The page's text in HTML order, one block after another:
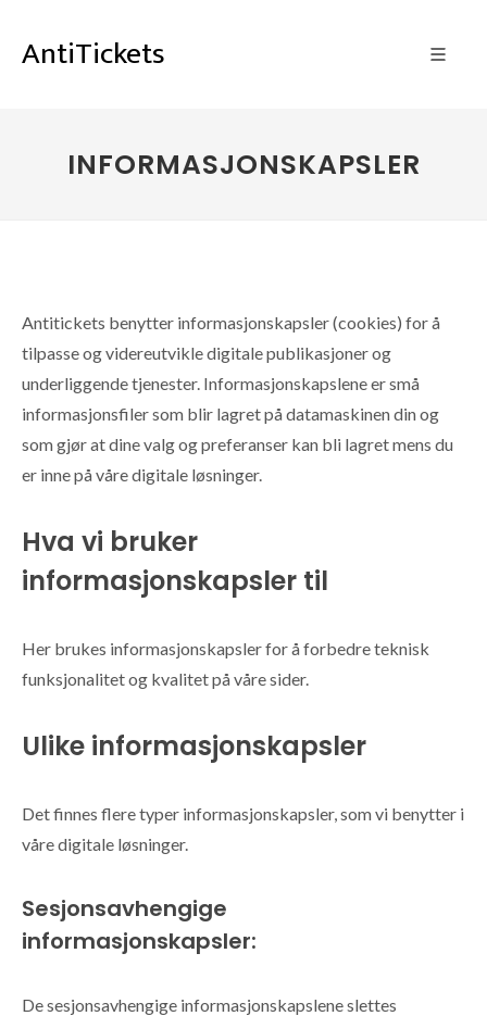
AntiTickets
INFORMASJONSKAPSLER
Antitickets benytter informasjonskapsler (cookies) for å
tilpasse og videreutvikle digitale publikasjoner og
underliggende tjenester. Informasjonskapslene er små
informasjonsfiler som blir lagret på datamaskinen din og
som gjør at dine valg og preferanser kan bli lagret mens du
er inne på våre digitale løsninger.
Hva vi bruker
informasjonskapsler til
Her brukes informasjonskapsler for å forbedre teknisk
funksjonalitet og kvalitet på våre sider.
Ulike informasjonskapsler
Det finnes flere typer informasjonskapsler, som vi benytter i
våre digitale løsninger.
Sesjonsavhengige
informasjonskapsler:
De sesjonsavhengige informasjonskapslene slettes